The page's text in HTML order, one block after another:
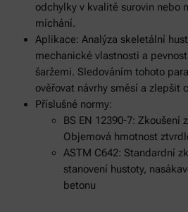
odchylky v kvalitě surovin nebo
míchání.
Aplikace: Analýza skeletální
mechanické vlastnosti a
šaržemi. Sledováním tohoto
ověřovat návrhy směsí a zlepšit
Příslušné normy:
BS EN 12390-7: Zkoušení
Objemová hmotnost
ASTM C642: Standardní
stanovení hustoty,
betonu